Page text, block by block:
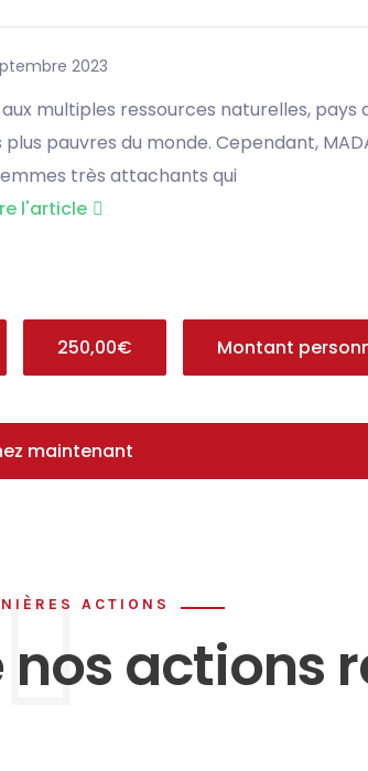
2023
multiples ressources naturelles, pays
pauvres du monde. Cependant,
très attachants qui
l'article
250,00€ Montant
maintenant
ACTIONS
actions